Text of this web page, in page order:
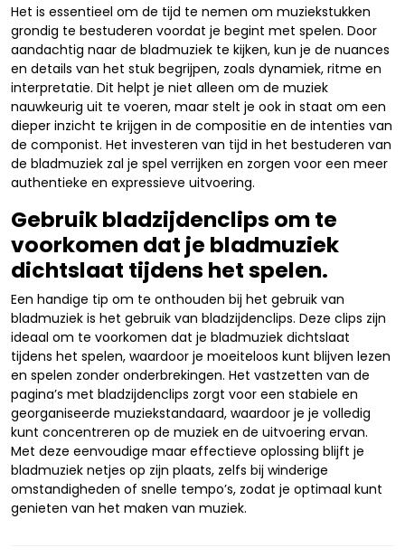
Het is essentieel om de tijd te nemen om muziekstukken
grondig te bestuderen voordat je begint met spelen. Door
aandachtig naar de bladmuziek te kijken, kun je de nuances
en details van het stuk begrijpen, zoals dynamiek, ritme en
interpretatie. Dit helpt je niet alleen om de muziek
nauwkeurig uit te voeren, maar stelt je ook in staat om een
dieper inzicht te krijgen in de compositie en de intenties van
de componist. Het investeren van tijd in het bestuderen van
de bladmuziek zal je spel verrijken en zorgen voor een meer
authentieke en expressieve uitvoering.
Gebruik bladzijdenclips om te
voorkomen dat je bladmuziek
dichtslaat tijdens het spelen.
Een handige tip om te onthouden bij het gebruik van
bladmuziek is het gebruik van bladzijdenclips. Deze clips zijn
ideaal om te voorkomen dat je bladmuziek dichtslaat
tijdens het spelen, waardoor je moeiteloos kunt blijven lezen
en spelen zonder onderbrekingen. Het vastzetten van de
pagina’s met bladzijdenclips zorgt voor een stabiele en
georganiseerde muziekstandaard, waardoor je je volledig
kunt concentreren op de muziek en de uitvoering ervan.
Met deze eenvoudige maar effectieve oplossing blijft je
bladmuziek netjes op zijn plaats, zelfs bij winderige
omstandigheden of snelle tempo’s, zodat je optimaal kunt
genieten van het maken van muziek.